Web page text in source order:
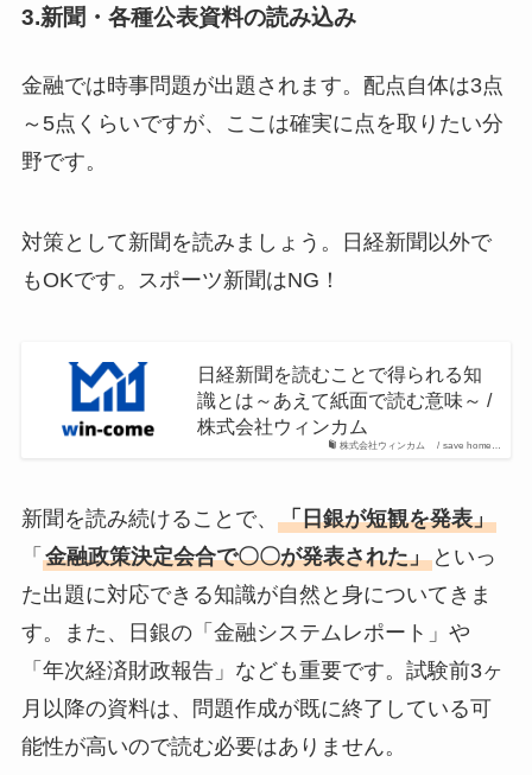
3.新聞・各種公表資料の読み込み
金融では時事問題が出題されます。配点自体は3点
～5点くらいですが、ここは確実に点を取りたい分
野です。
対策として新聞を読みましょう。日経新聞以外で
もOKです。スポーツ新聞はNG！
株式会社ウィンカム / save home…
日経新聞を読むことで得られる知
識とは～あえて紙面で読む意味～ /
株式会社ウィンカム
新聞を読み続けることで、 「日銀が短観を発表」
「 金融政策決定会合で〇〇が発表された」といっ
た出題に対応できる知識が自然と身についてきま
す。また、日銀の「金融システムレポート」や
「年次経済財政報告」なども重要です。試験前3ヶ
月以降の資料は、問題作成が既に終了している可
能性が高いので読む必要はありません。